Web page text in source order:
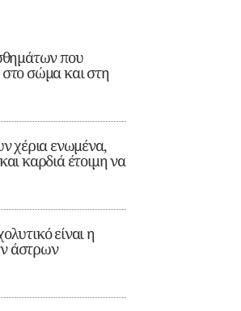
που
σώμα και στη
χέρια ενωμένα,
καρδιά έτοιμη να
είναι η
άστρων